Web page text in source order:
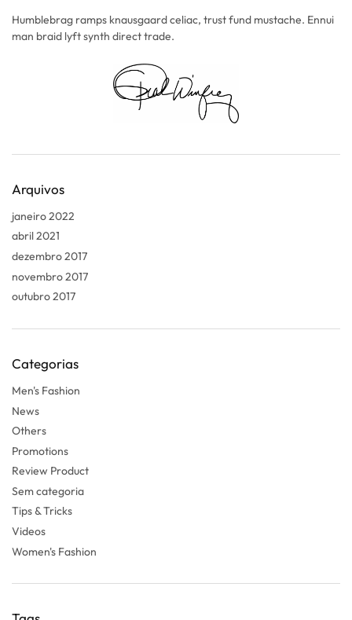
Humblebrag ramps knausgaard celiac, trust fund mustache. Ennui
man braid lyft synth direct trade.
Arquivos
janeiro 2022
abril 2021
dezembro 2017
novembro 2017
outubro 2017
Categorias
Men's Fashion
News
Others
Promotions
Review Product
Sem categoria
Tips & Tricks
Videos
Women's Fashion